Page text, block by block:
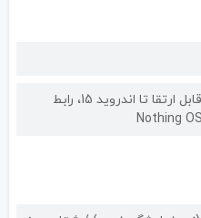
اندروید 12 قابل ارتقا تا اندروید 15، رابط